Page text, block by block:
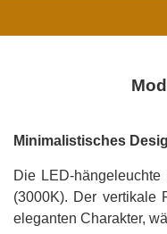
Minimalistisches
Die LED-
(3000K). Der vertikale
eleganten Charakter,